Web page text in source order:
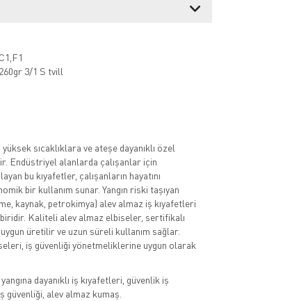
3/1 S tvill
sıcaklıklara ve ateşe dayanıklı özel
Endüstriyel alanlarda çalışanlar için
bu kıyafetler, çalışanların hayatını
bir kullanım sunar. Yangın riski taşıyan
kaynak, petrokimya) alev almaz iş kıyafetleri
Kaliteli alev almaz elbiseler, sertifikalı
üretilir ve uzun süreli kullanım sağlar.
iş güvenliği yönetmeliklerine uygun olarak
dayanıklı iş kıyafetleri, güvenlik iş
güvenliği, alev almaz kumaş.